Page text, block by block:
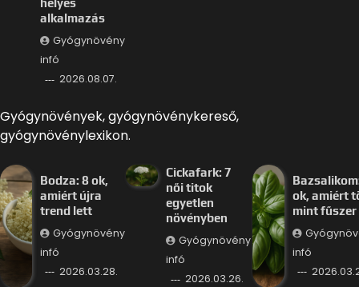
helyes
alkalmazás
Gyógynövény
infó
2026.08.07.
Gyógynövények, gyógynövénykereső,
gyógynövénylexikon.
Bodza: 8 ok,
amiért újra
trend lett
Gyógynövény
infó
2026.03.28.
Cickafark: 7
női titok
egyetlen
növényben
Gyógynövény
infó
2026.03.26.
ok, amiért
mint fűszer
infó